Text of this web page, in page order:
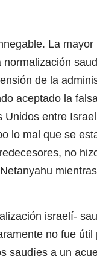
La
de la
aceptado la
entre
lo mal que se
no
israelí-
no fue
saudíes a un